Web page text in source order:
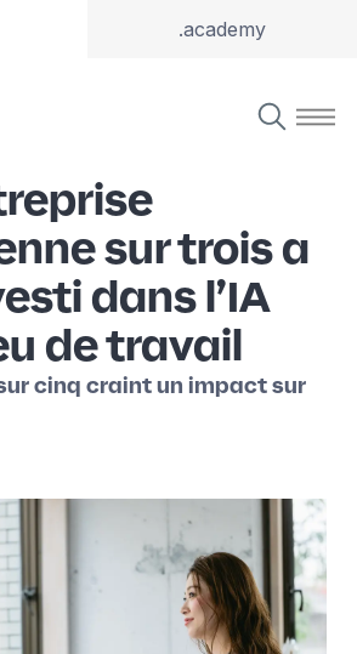
.academy
sur trois a
dans l’IA
de travail
cinq craint un impact sur